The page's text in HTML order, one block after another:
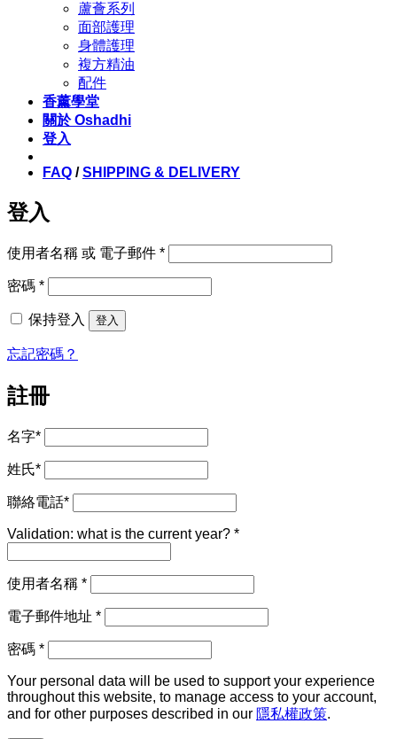
蘆薈系列
面部護理
身體護理
複方精油
配件
香薰學堂
關於 Oshadhi
登入
FAQ /SHIPPING & DELIVERY
登入
使用者名稱 或 電子郵件 *必
密碼 *必
保持登入
登入
忘記密碼？
註冊
名字*
姓氏*
聯絡電話*
Validation: what is the current year? *
使用者名稱 *必
電子郵件地址 *必
密碼 *必
Your personal data will be used to support your experience
throughout this website, to manage access to your account,
and for other purposes described in our 隱私權政策.